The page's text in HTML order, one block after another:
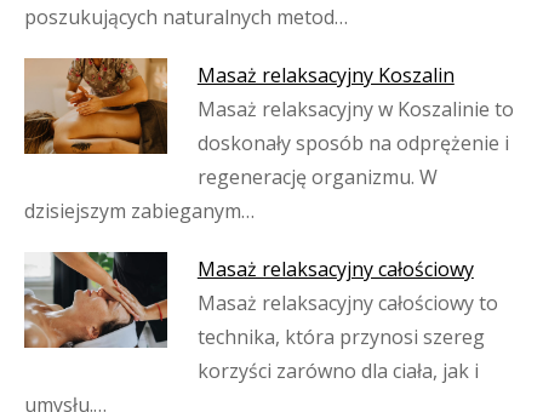
poszukujących naturalnych metod…
Masaż relaksacyjny Koszalin
Masaż relaksacyjny w Koszalinie to
doskonały sposób na odprężenie i
regenerację organizmu. W
dzisiejszym zabieganym…
Masaż relaksacyjny całościowy
Masaż relaksacyjny całościowy to
technika, która przynosi szereg
korzyści zarówno dla ciała, jak i
umysłu.…